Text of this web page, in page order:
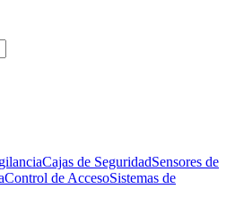
Cajas de SeguridadSensores de
Control de AccesoSistemas de